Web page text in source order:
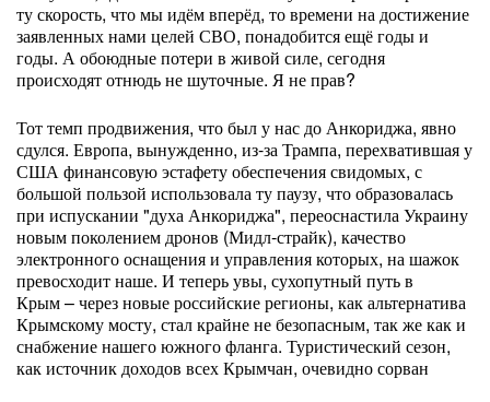
ту скорость, что мы идём вперёд, то времени на достижение
заявленных нами целей СВО, понадобится ещё годы и
годы. А обоюдные потери в живой силе, сегодня
происходят отнюдь не шуточные. Я не прав?
Тот темп продвижения, что был у нас до Анкориджа, явно
сдулся. Европа, вынужденно, из-за Трампа, перехватившая у
США финансовую эстафету обеспечения свидомых, с
большой пользой использовала ту паузу, что образовалась
при испускании "духа Анкориджа", переоснастила Украину
новым поколением дронов (Мидл-страйк), качество
электронного оснащения и управления которых, на шажок
превосходит наше. И теперь увы, сухопутный путь в
Крым – через новые российские регионы, как альтернатива
Крымскому мосту, стал крайне не безопасным, так же как и
снабжение нашего южного фланга. Туристический сезон,
как источник доходов всех Крымчан, очевидно сорван